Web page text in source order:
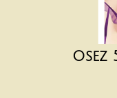
Osez